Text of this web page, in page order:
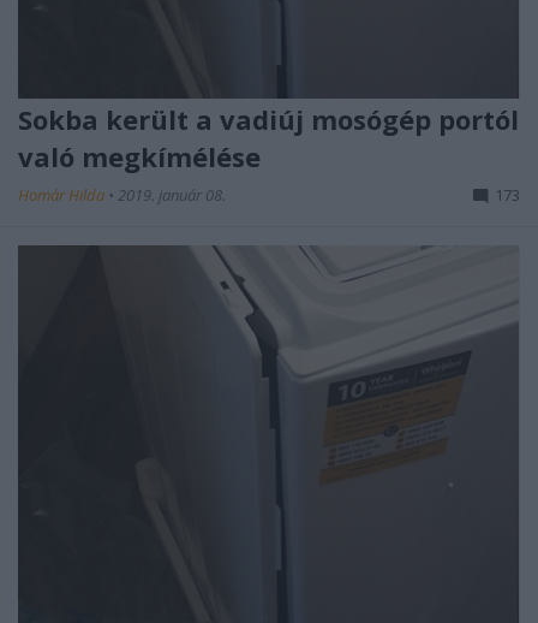
Sokba került a vadiúj mosógép portól
való megkímélése
Homár Hilda • 2019. január 08. 173